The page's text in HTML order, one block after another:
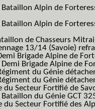
Bataillon Alpin de
Bataillon Alpin de
de Chasseurs
13/14 (Savoie)
Brigade Alpine de
Demi Brigade Alpine de
du Génie
du Génie
du Secteur Fortifié de
du Génie GCT
du Secteur Fortifié des